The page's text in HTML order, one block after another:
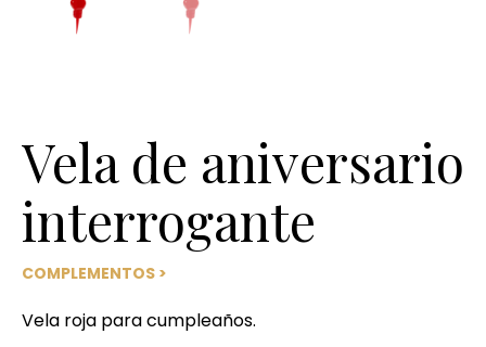
Vela de aniversario
interrogante
COMPLEMENTOS >
Vela roja para cumpleaños.